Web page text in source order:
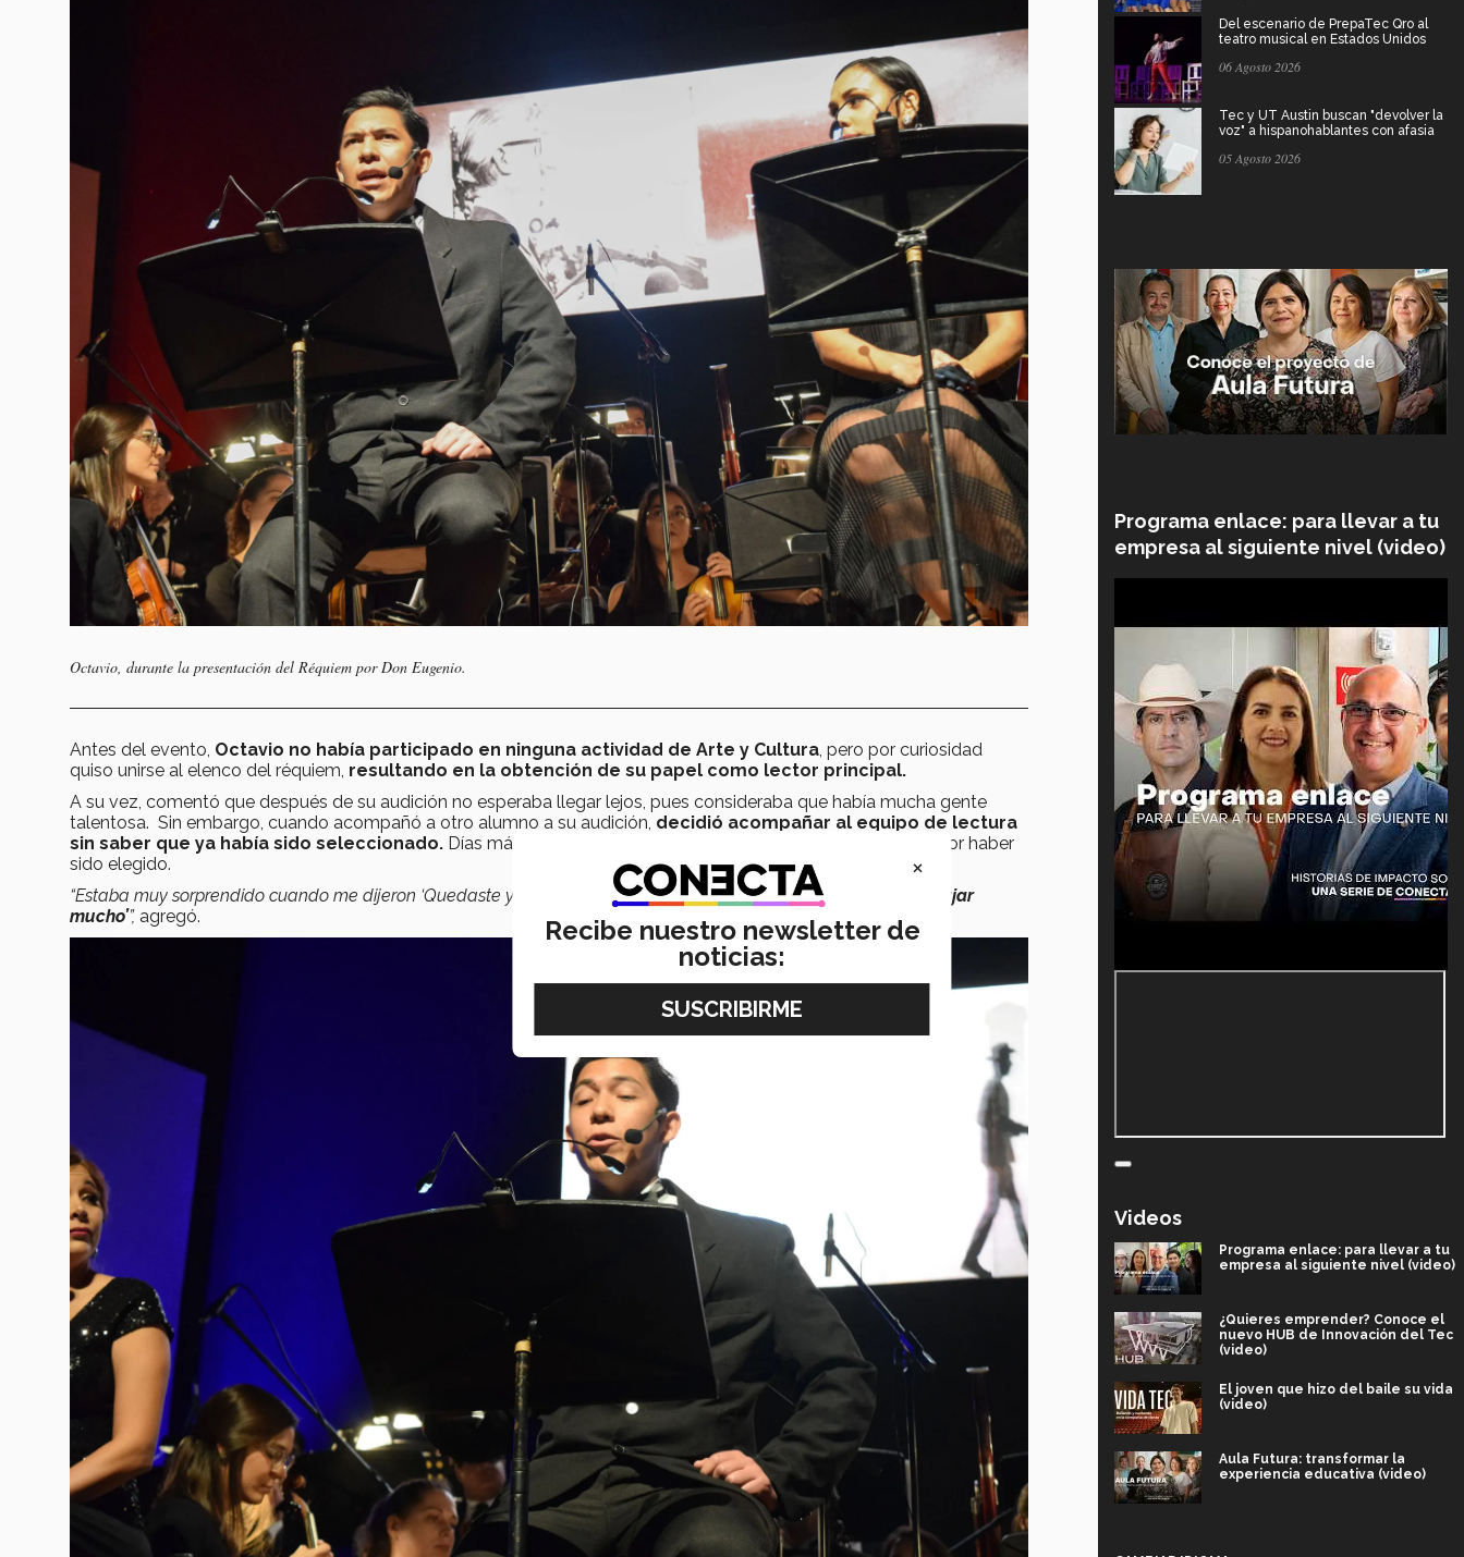
Octavio, durante la presentación del Réquiem por Don Eugenio.
Antes del evento, Octavio no había participado en ninguna actividad de Arte y Cultura , pero por curiosidad
quiso unirse al elenco del réquiem, resultando en la obtención de su papel como lector principal.
A su vez, comentó que después de su audición no esperaba llegar lejos, pues consideraba que había mucha gente
talentosa. Sin embargo, cuando acompañó a otro alumno a su audición, decidió acompañar al equipo de lectura
sin saber que ya había sido seleccionado. Días más tarde, recibió un mensaje personal que lo felicitaba por haber
sido elegido.
“Estaba muy sorprendido cuando me dijeron ‘Quedaste y
eres uno de los lectores principales, tienes que trabajar
mucho’”, agregó.
Del escenario de PrepaTec Qro al
teatro musical en Estados Unidos
06 Agosto 2026
Tec y UT Austin buscan "devolver la
voz" a hispanohablantes con afasia
05 Agosto 2026
Programa enlace: para llevar a tu
empresa al siguiente nivel (video)
Videos
Programa enlace: para llevar a tu
empresa al siguiente nivel (video)
¿Quieres emprender? Conoce el
nuevo HUB de Innovación del Tec
(video)
El joven que hizo del baile su vida
(video)
Aula Futura: transformar la
experiencia educativa (video)
×
Recibe nuestro newsletter de
noticias: